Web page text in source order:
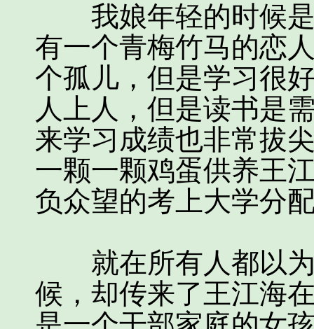
我娘年轻的时候是
有一个青梅竹马的恋
个孤儿，但是学习很
人上人，但是读书是
来学习成绩也非常拔
一颗一颗鸡蛋供养王
负众望的考上大学分
就在所有人都以为
候，却传来了王江海